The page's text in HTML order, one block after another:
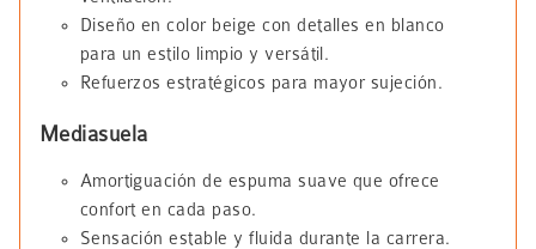
Diseño en color beige con detalles en blanco
para un estilo limpio y versátil.
Refuerzos estratégicos para mayor sujeción.
Mediasuela
Amortiguación de espuma suave que ofrece
confort en cada paso.
Sensación estable y fluida durante la carrera.